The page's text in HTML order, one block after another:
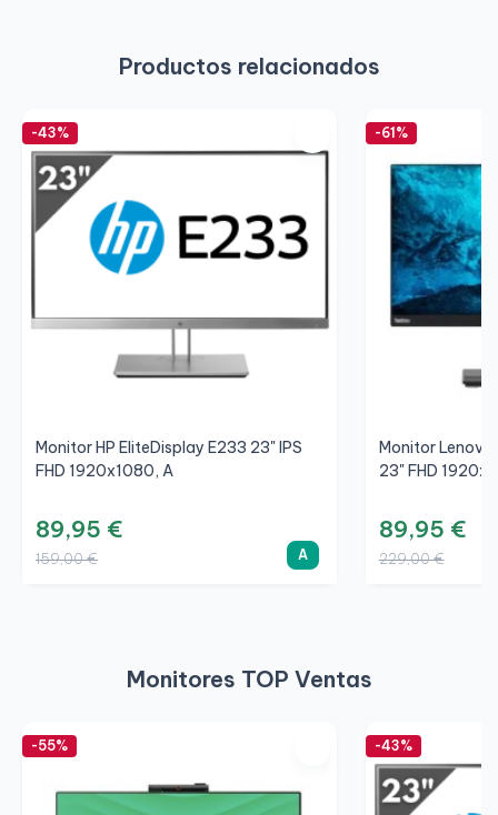
Productos relacionados
-43%
Monitor HP EliteDisplay E233 23" IPS
FHD 1920x1080, A
89,95 €
159,00 € A
-61%
Monitor
23" FHD
89,95 €
229,00 €
Monitores TOP Ventas
-55% -43%